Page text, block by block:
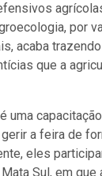
por
acaba
que a
uma
a feira de
eles
Sul, em que